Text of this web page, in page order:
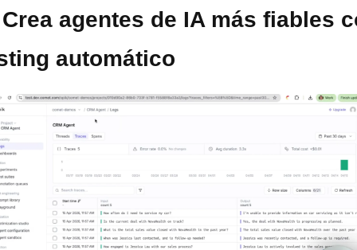
Crea agentes de IA más fiables
automático